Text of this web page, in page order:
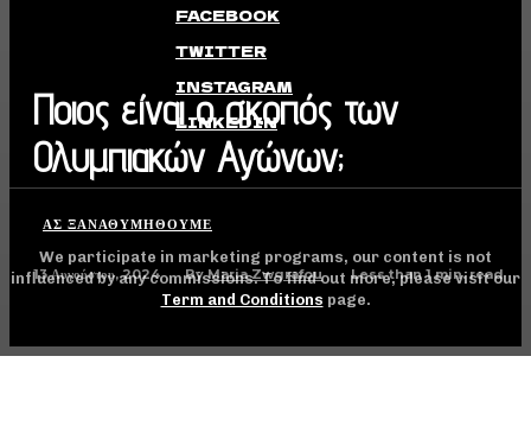
Ποιος είναι ο σκοπός των
Ολυμπιακών Αγώνων;
ΑΣ ΞΑΝΑΘΥΜΗΘΟΎΜΕ
13 Αυγούστου, 2024 By Maria Zwgrafou Less than 1min. read
FACEBOOK
TWITTER
INSTAGRAM
LINKEDIN
We participate in marketing programs, our content is not
influenced by any commissions. To find out more, please visit our
Term and Conditions page.